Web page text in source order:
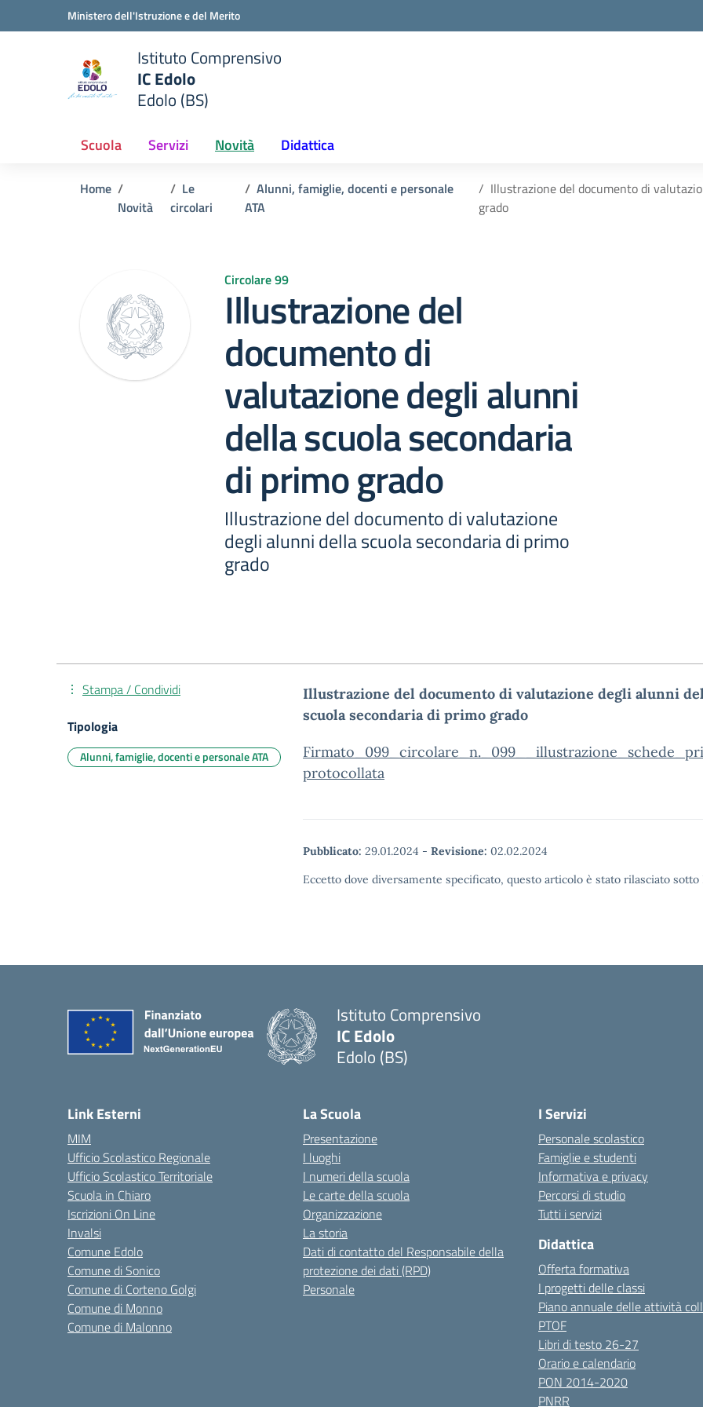
Vai ai contenuti
Vai al menu di navigazioneMinistero dell'Istruzione e del Merito
scuola
Istituto Comprensivo
IC Edolo
Edolo (BS)
Scuola Servizi Novità Didattica
Home
Novità
Le
circolari
Alunni, famiglie, docenti e personale
ATA
Illustrazione del documento di
grado
Circolare 99
Illustrazione del
documento di
valutazione degli alunni
della scuola secondaria
di primo grado
Illustrazione del documento di valutazione
degli alunni della scuola secondaria di primo
grado
Illustrazione del documento di valutazione degli alunni
scuola secondaria di primo grado
protocollata
Pubblicato: 29.01.2024 - Revisione: 02.02.2024
Eccetto dove diversamente specificato, questo articolo è stato rilasciato
Stampa / Condividi
Tipologia
Alunni, famiglie, docenti e personale ATA
Istituto Comprensivo
IC Edolo
Edolo (BS)
Link Esterni
MIM
Ufficio Scolastico Regionale
Ufficio Scolastico Territoriale
Scuola in Chiaro
Iscrizioni On Line
Invalsi
Comune Edolo
Comune di Sonico
Comune di Corteno Golgi
Comune di Monno
Comune di Malonno
La Scuola
Presentazione
I luoghi
I numeri della scuola
Le carte della scuola
Organizzazione
La storia
Dati di contatto del Responsabile della
protezione dei dati (RPD)
Personale
I Servizi
Personale scolastico
Famiglie e studenti
Informativa e privacy
Percorsi di studio
Tutti i servizi
Didattica
Offerta formativa
I progetti delle classi
Piano annuale delle attività
PTOF
Libri di testo 26-27
Orario e calendario
PON 2014-2020
PNRR